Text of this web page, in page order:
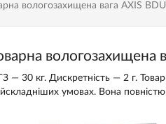
вологозахищена вага AXIS
вологозахищена
— 30 кг. Дискретність — 2 г.
умовах. Вона повністю